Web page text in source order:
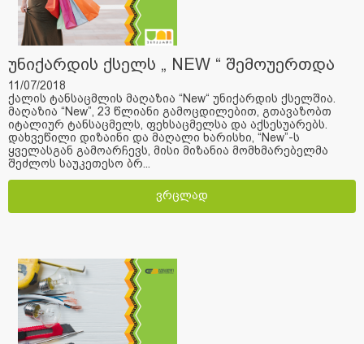
უნიქარდის ქსელს „ NEW “ შემოუერთდა
11/07/2018
ქალის ტანსაცმლის მაღაზია “New“ უნიქარდის ქსელშია.
მაღაზია “New”, 23 წლიანი გამოცდილებით, გთავაზობთ
იტალიურ ტანსაცმელს, ფეხსაცმელსა და აქსესუარებს.
დახვეწილი დიზაინი და მაღალი ხარისხი, “New”-ს
ყველასგან გამოარჩევს, მისი მიზანია მომხმარებელმა
შეძლოს საუკეთესო ბრ...
ვრცლად